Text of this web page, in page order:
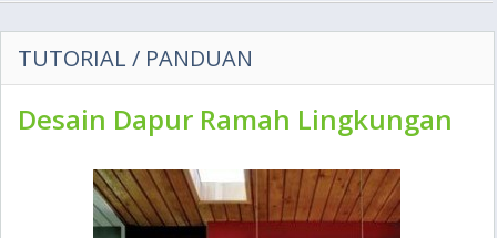
TUTORIAL / PANDUAN
Desain Dapur Ramah Lingkungan